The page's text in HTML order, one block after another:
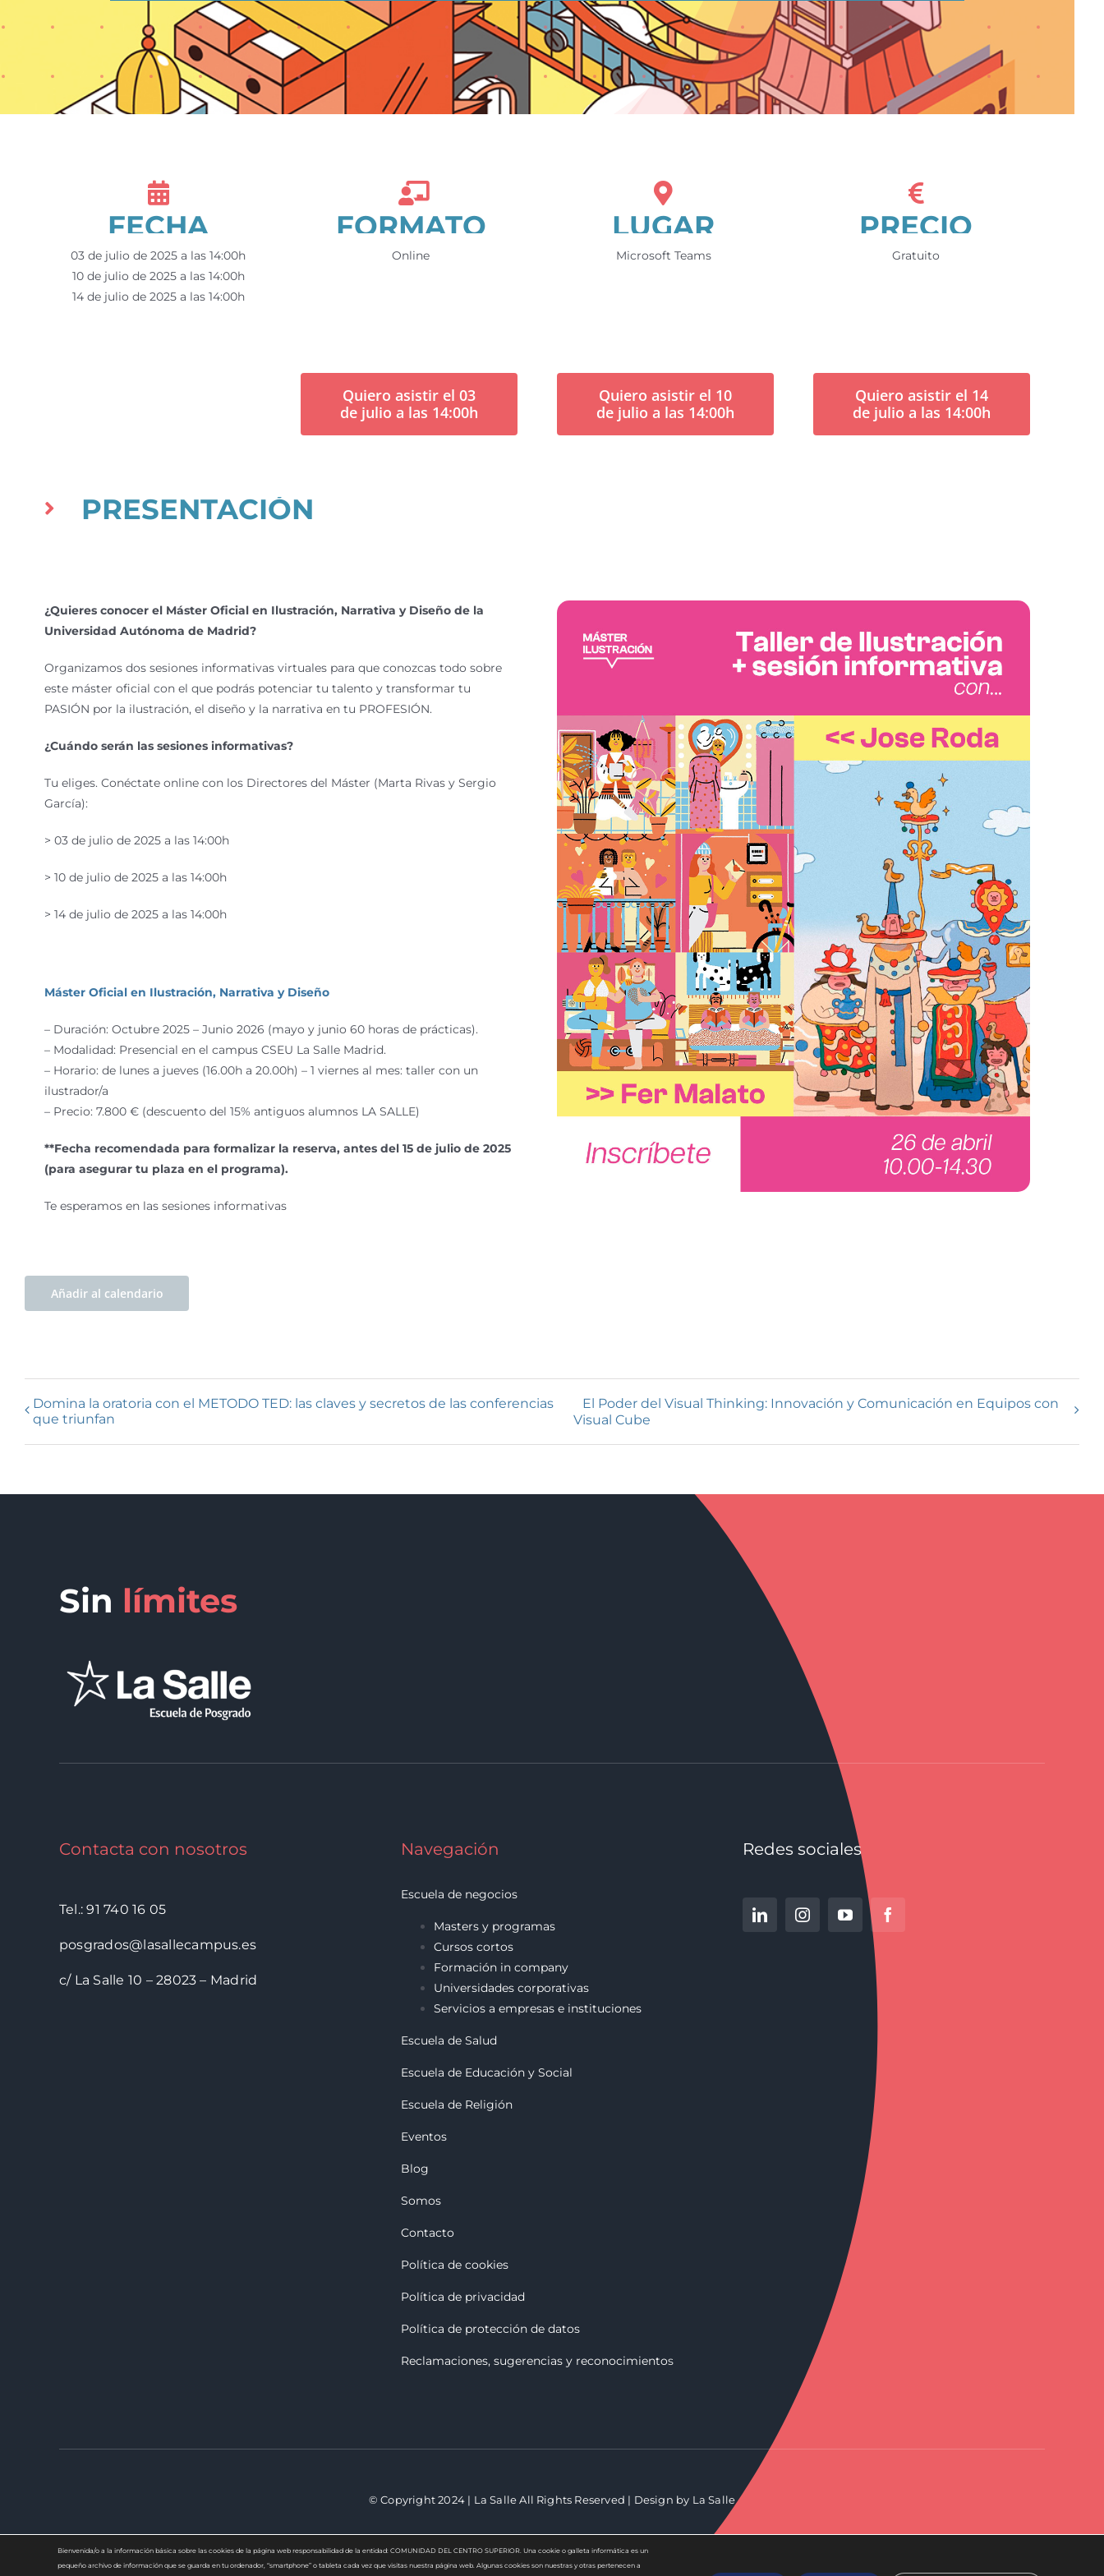
FECHA
03 de julio de 2025 a las 14:00h
10 de julio de 2025 a las 14:00h
14 de julio de 2025 a las 14:00h
FORMATO
Online
LUGAR
Microsoft Teams
PRECIO
Gratuito
Quiero asistir el 03
de julio a las 14:00h
Quiero asistir el 10
de julio a las 14:00h
Quiero asistir el 14
de julio a las 14:00h
PRESENTACIÓN
¿Quieres conocer el Máster Oficial en Ilustración, Narrativa y Diseño de la
Universidad Autónoma de Madrid?
Organizamos dos sesiones informativas virtuales para que conozcas todo sobre
este máster oficial con el que podrás potenciar tu talento y transformar tu
PASIÓN por la ilustración, el diseño y la narrativa en tu PROFESIÓN.
¿Cuándo serán las sesiones informativas?
Tu eliges. Conéctate online con los Directores del Máster (Marta Rivas y Sergio
García):
> 03 de julio de 2025 a las 14:00h
> 10 de julio de 2025 a las 14:00h
> 14 de julio de 2025 a las 14:00h
Máster Oficial en Ilustración, Narrativa y Diseño
– Duración: Octubre 2025 – Junio 2026 (mayo y junio 60 horas de prácticas).
– Modalidad: Presencial en el campus CSEU La Salle Madrid.
– Horario: de lunes a jueves (16.00h a 20.00h) – 1 viernes al mes: taller con un
ilustrador/a
– Precio: 7.800 € (descuento del 15% antiguos alumnos LA SALLE)
**Fecha recomendada para formalizar la reserva, antes del 15 de julio de 2025
(para asegurar tu plaza en el programa).
Te esperamos en las sesiones informativas
Añadir al calendario
Domina la oratoria con el METODO TED: las claves y secretos de las conferencias
que triunfan
El Poder del Visual Thinking: Innovación y Comunicación en Equipos con
Visual Cube
Sin límites
Contacta con nosotros
Tel.: 91 740 16 05
posgrados@lasallecampus.es
c/ La Salle 10 – 28023 – Madrid
Navegación
Escuela de negocios
Masters y programas
Cursos cortos
Formación in company
Universidades corporativas
Servicios a empresas e instituciones
Escuela de Salud
Escuela de Educación y Social
Escuela de Religión
Eventos
Blog
Somos
Contacto
Política de cookies
Política de privacidad
Política de protección de datos
Reclamaciones, sugerencias y reconocimientos
Redes sociales
© Copyright 2024 | La Salle All Rights Reserved | Design by La Salle
Bienvenida/o a la información básica sobre las cookies de la página web responsabilidad de la entidad: COMUNIDAD DEL CENTRO SUPERIOR. Una cookie o galleta informática es un
pequeño archivo de información que se guarda en tu ordenador, “smartphone” o tableta cada vez que visitas nuestra página web. Algunas cookies son nuestras y otras pertenecen a